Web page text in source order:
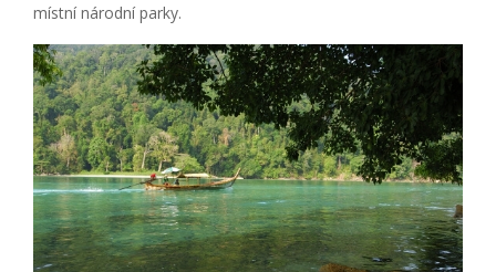
místní národní parky.